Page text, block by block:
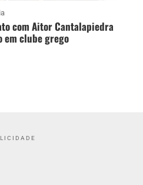
com Aitor Cantalapiedra
em clube grego